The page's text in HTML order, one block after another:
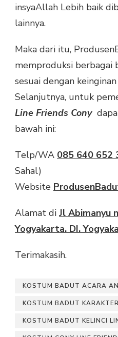
insyaAllah Lebih baik
lainnya.
Maka dari itu,
memproduksi berbagai
sesuai dengan
Selanjutnya, untuk
Line Friends Cony
bawah ini:
Telp/WA 085 640 652
Sahal)
Website
Alamat di Jl Abimanyu
Yogyakarta. DI.
Terimakasih.
KOSTUM BADUT ACARA
KOSTUM BADUT
KOSTUM BADUT KELINCI